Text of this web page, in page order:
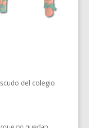
del colegio